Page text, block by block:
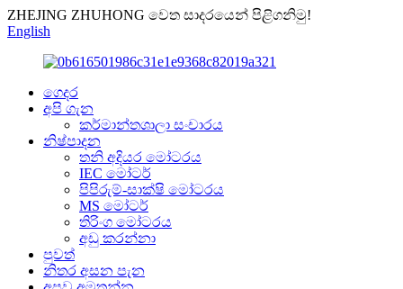
ZHEJING ZHUHONG වෙත සාදරයෙන් පිළිගනිමු!
English
ගෙදර
අපි ගැන
කර්මාන්තශාලා සංචාරය
නිෂ්පාදන
තනි අදියර මෝටරය
IEC මෝටර්
පිපිරුම්-සාක්ෂි මෝටරය
MS මෝටර්
තිරිංග මෝටරය
අඩු කරන්නා
පුවත්
නිතර අසන පැන